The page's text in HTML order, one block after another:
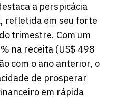
a perspicácia
refletida em seu forte
trimestre. Com um
na receita (US$ 498
com o ano anterior, o
de prosperar
em rápida